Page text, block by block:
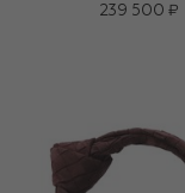
239 500 ₽